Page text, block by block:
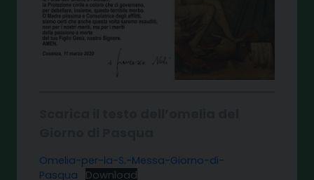
Omelia-per-la-S.-Messa-Giorno-di-
Pasqua
Download